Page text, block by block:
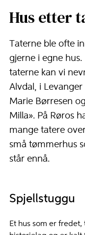
Hus etter
Taterne ble ofte
gjerne i egne
taterne kan vi
Alvdal, i
Marie Børresen
Milla». På Røros
mange tatere
små tømmerhus
står ennå.
Spjellstuggu
Et hus som er